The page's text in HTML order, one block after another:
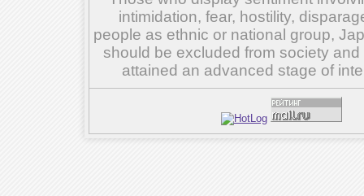
intimidation, fear, hostility,
people as ethnic or national group,
should be excluded from society
attained an advanced stage of